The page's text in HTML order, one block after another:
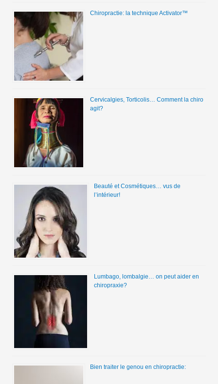
Chiropractie: la technique Activator™
Cervicalgies, Torticolis… Comment la chiro
agit?
Beauté et Cosmétiques… vus de
l’intérieur!
Lumbago, lombalgie… on peut aider en
chiropraxie?
Bien traiter le genou en chiropractie: